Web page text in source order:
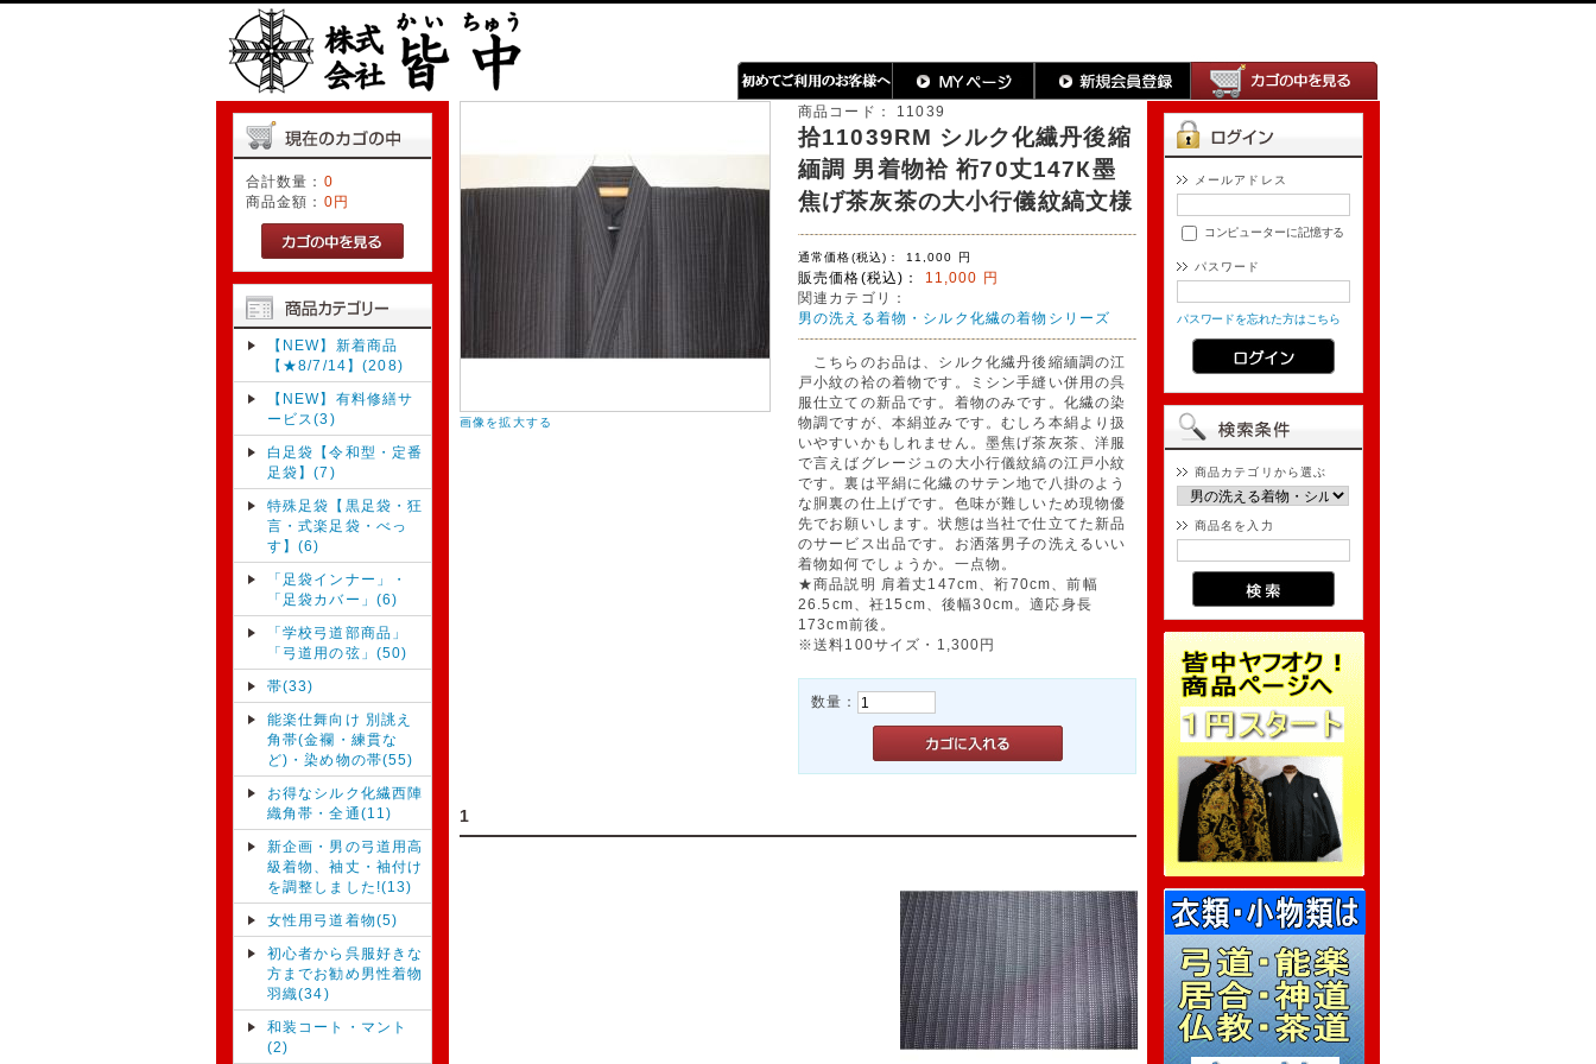
合計数量： 0
商品金額： 0円
【NEW】新着商品
【★8/7/14】(208)
【NEW】有料修繕サ
ービス(3)
白足袋【令和型・定番
足袋】(7)
特殊足袋【黒足袋・狂
言・式楽足袋・べっ
す】(6)
「足袋インナー」・
「足袋カバー」(6)
「学校弓道部商品」
「弓道用の弦」(50)
帯(33)
能楽仕舞向け 別誂え
角帯(金襴・練貫な
ど)・染め物の帯(55)
お得なシルク化繊西陣
織角帯・全通(11)
新企画・男の弓道用高
級着物、袖丈・袖付け
を調整しました!(13)
女性用弓道着物(5)
初心者から呉服好きな
方までお勧め男性着物
羽織(34)
和装コート・マント
(2)
画像を拡大する
商品コード： 11039
拾11039RM シルク化繊丹後縮
緬調 男着物袷 裄70丈147К墨
焦げ茶灰茶の大小行儀紋縞文様
通常価格(税込)： 11,000 円
販売価格(税込)： 11,000 円
関連カテゴリ：
男の洗える着物・シルク化繊の着物シリーズ
こちらのお品は、シルク化繊丹後縮緬調の江
戸小紋の袷の着物です。ミシン手縫い併用の呉
服仕立ての新品です。着物のみです。化繊の染
物調ですが、本絹並みです。むしろ本絹より扱
いやすいかもしれません。墨焦げ茶灰茶、洋服
で言えばグレージュの大小行儀紋縞の江戸小紋
です。裏は平絹に化繊のサテン地で八掛のよう
な胴裏の仕上げです。色味が難しいため現物優
先でお願いします。状態は当社で仕立てた新品
のサービス出品です。お洒落男子の洗えるいい
着物如何でしょうか。一点物。
★商品説明 肩着丈147cm、裄70cm、前幅
26.5cm、衽15cm、後幅30cm。適応身長
173cm前後。
※送料100サイズ・1,300円
数量：
1
メールアドレス
コンピューターに記憶する
パスワード
パスワードを忘れた方はこちら
商品カテゴリから選ぶ
商品名を入力